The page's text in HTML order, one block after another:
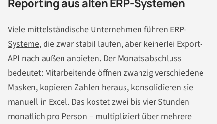
Reporting aus alten ERP-Systemen
Viele mittelständische Unternehmen führen ERP-
Systeme, die zwar stabil laufen, aber keinerlei Export-
API nach außen anbieten. Der Monatsabschluss
bedeutet: Mitarbeitende öffnen zwanzig verschiedene
Masken, kopieren Zahlen heraus, konsolidieren sie
manuell in Excel. Das kostet zwei bis vier Stunden
monatlich pro Person – multipliziert über mehrere